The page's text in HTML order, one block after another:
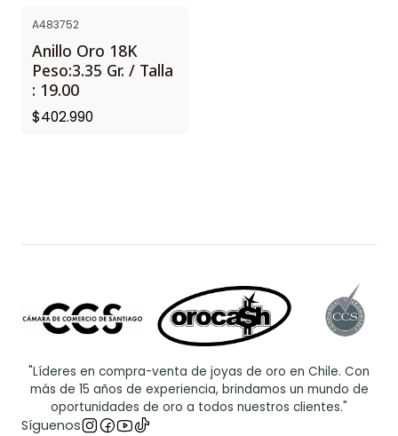
A483752
Anillo Oro 18K
Peso:3.35 Gr. / Talla
: 19.00
$402.990
"Líderes en compra-venta de joyas de oro en Chile. Con
más de 15 años de experiencia, brindamos un mundo de
oportunidades de oro a todos nuestros clientes."
Síguenos